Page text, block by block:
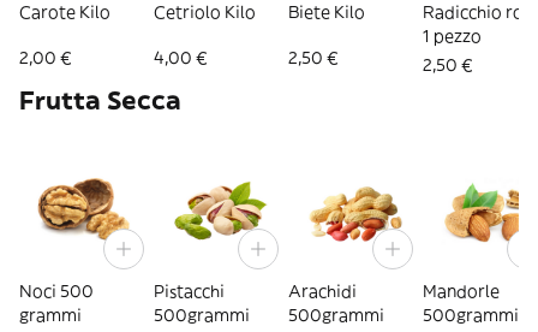
Carote Kilo
2,00 €
Cetriolo Kilo
4,00 €
Biete Kilo
2,50 €
Radicchio
1 pezzo
2,50 €
Frutta Secca
Noci 500
grammi
Pistacchi
500grammi
Arachidi
500grammi
Mandorle
500grammi